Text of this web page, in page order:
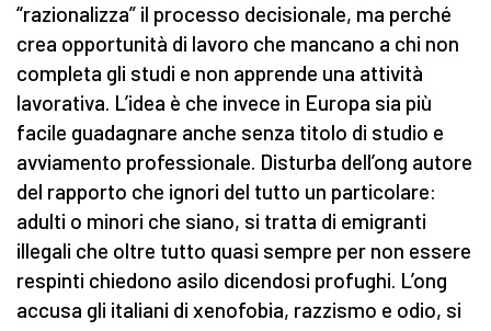
“razionalizza” il processo decisionale, ma perché
crea opportunità di lavoro che mancano a chi non
completa gli studi e non apprende una attività
lavorativa. L’idea è che invece in Europa sia più
facile guadagnare anche senza titolo di studio e
avviamento professionale. Disturba dell’ong autore
del rapporto che ignori del tutto un particolare:
adulti o minori che siano, si tratta di emigranti
illegali che oltre tutto quasi sempre per non essere
respinti chiedono asilo dicendosi profughi. L’ong
accusa gli italiani di xenofobia, razzismo e odio, si